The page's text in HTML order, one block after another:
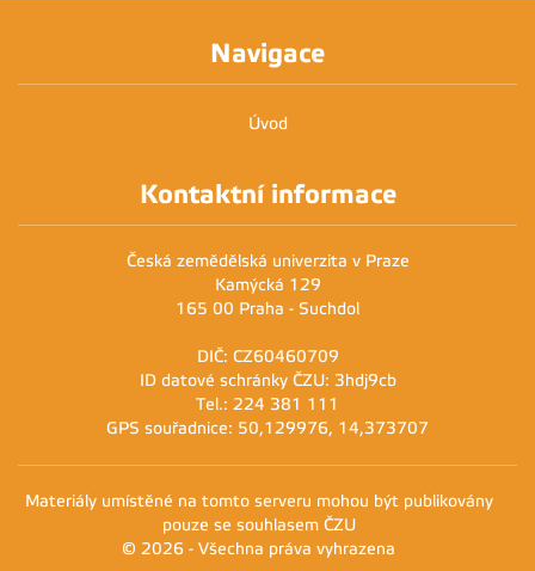
Navigace
Úvod
Kontaktní informace
Česká zemědělská univerzita v Praze
Kamýcká 129
165 00 Praha - Suchdol
DIČ: CZ60460709
ID datové schránky ČZU: 3hdj9cb
Tel.: 224 381 111
GPS souřadnice: 50,129976, 14,373707
Materiály umístěné na tomto serveru mohou být publikovány
pouze se souhlasem ČZU
© 2026 - Všechna práva vyhrazena